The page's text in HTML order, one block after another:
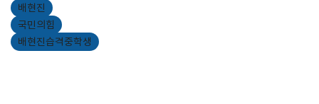
배현진
국민의힘
배현진습격중학생